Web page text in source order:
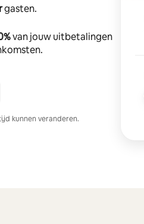
gasten.
van jouw uitbetalingen
kunnen veranderen.